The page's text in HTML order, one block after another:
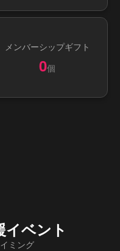
メンバーシップギフト
0個
イベント
ミング